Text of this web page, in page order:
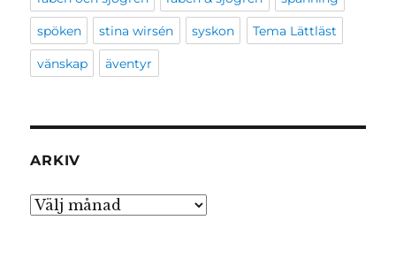
spöken stina wirsén syskon Tema Lättläst
vänskap äventyr
ARKIV
Arkiv